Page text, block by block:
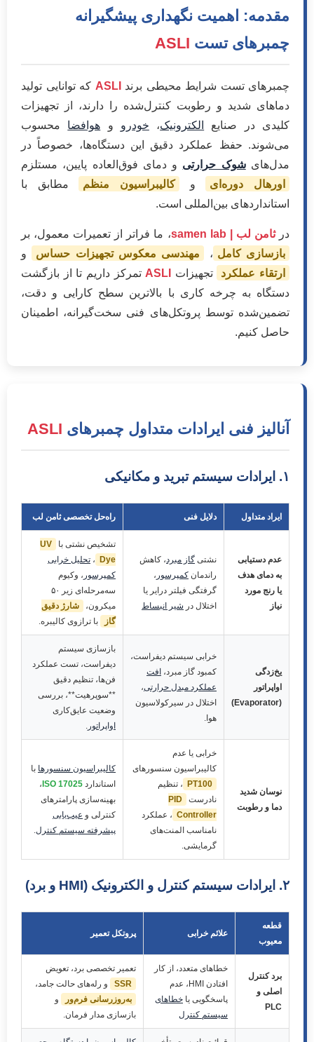
مقدمه: اهمیت نگهداری پیشگیرانه
چمبرهای تست ASLI
چمبرهای تست شرایط محیطی برندASLI که توانایی تولید
دماهای شدید و رطوبت کنترل‌شده را دارند، از تجهیزات
کلیدی در صنایع الکترونیک، خودرو و هوافضا محسوب
می‌شوند. حفظ عملکرد دقیق این دستگاه‌ها، خصوصاً در
مدل‌هایشوک حرارتی و دمای فوق‌العاده پایین، مستلزم
اورهال دوره‌ای
و کالیبراسیون منظم
مطابق با
استانداردهای بین‌المللی است.
درثامن لب | samen lab
، ما فراتر از تعمیرات معمول، بر
بازسازی کامل ، مهندسی معکوس تجهیزات حساس
و
ارتقاء عملکرد
تجهیزات ASLI تمرکز داریم تا از بازگشت
دستگاه به چرخه کاری با بالاترین سطح کارایی و دقت،
تضمین‌شده توسط پروتکل‌های فنی سخت‌گیرانه، اطمینان
حاصل کنیم.
آنالیز فنی ایرادات متداول چمبرهای ASLI
۱. ایرادات سیستم تبرید و مکانیکی
ایراد متداول دلایل فنی راه‌حل تخصصی ثامن لب
عدم دستیابی
به دمای هدف
یا رنج مورد
نیاز
نشتی گاز مبرد، کاهش
راندمان کمپرسور ،
گرفتگی فیلتر درایر یا
اختلال در شیر انبساط
تشخیص نشتی با
UV
Dye
، تحلیل خرابی
کمپرسور ، وکیوم
سه‌مرحله‌ای زیر ۵۰
میکرون،
شارژ دقیق
گاز
با ترازوی کالیبره.
یخ‌زدگی
اواپراتور
(Evaporator)
خرابی سیستم دیفراست،
کمبود گاز مبرد، افت
عملکرد مبدل حرارتی،
اختلال در سیرکولاسیون
هوا.
بازسازی سیستم
دیفراست، تست عملکرد
فن‌ها، تنظیم دقیق
**سوپرهیت**، بررسی
وضعیت عایق‌کاری
اواپراتور .
نوسان شدید
دما و رطوبت
خرابی یا عدم
کالیبراسیون سنسورهای
PT100
، تنظیم
نادرست
PID
Controller ، عملکرد
نامناسب المنت‌های
گرمایشی.
کالیبراسیون سنسورها با
استاندارد ISO 17025 ،
بهینه‌سازی پارامترهای
کنترلی و عیب‌یابی
پیشرفته سیستم کنترل.
۲. ایرادات سیستم کنترل و الکترونیک (HMI و برد)
قطعه
معیوب
علائم خرابی پروتکل تعمیر
برد کنترل
اصلی و
PLC
خطاهای متعدد، از کار
افتادن HMI، عدم
پاسخگویی یا خطاهای
سیستم کنترل
تعمیر تخصصی برد، تعویض
SSR
و رله‌های حالت جامد،
به‌روزرسانی فرم‌ور
و
بازسازی مدار فرمان.